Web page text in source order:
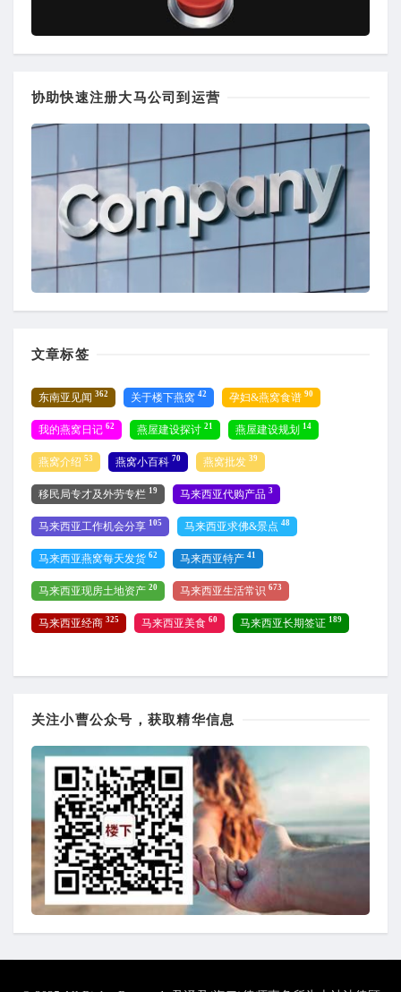
协助快速注册大马公司到运营
文章标签
东南亚见闻 362 关于楼下燕窝 42 孕妇&燕窝食谱 90
我的燕窝日记 62 燕屋建设探讨 21 燕屋建设规划 14
燕窝介绍 53 燕窝小百科 70 燕窝批发 39
移民局专才及外劳专栏 19 马来西亚代购产品 3
马来西亚工作机会分享 105 马来西亚求佛&景点 48
马来西亚燕窝每天发货 62 马来西亚特产 41
马来西亚现房土地资产 20 马来西亚生活常识 673
马来西亚经商 325 马来西亚美食 60 马来西亚长期签证 189
关注小曹公众号，获取精华信息